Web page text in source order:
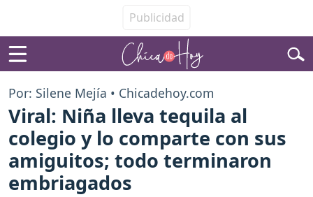
Por: Silene Mejía • Chicadehoy.com
Viral: Niña lleva tequila al
colegio y lo comparte con sus
amiguitos; todo terminaron
embriagados